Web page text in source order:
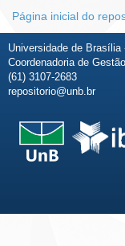
Página inicial do
Universidade de Brasília
Coordenadoria de
(61) 3107-2683
repositorio@unb.br